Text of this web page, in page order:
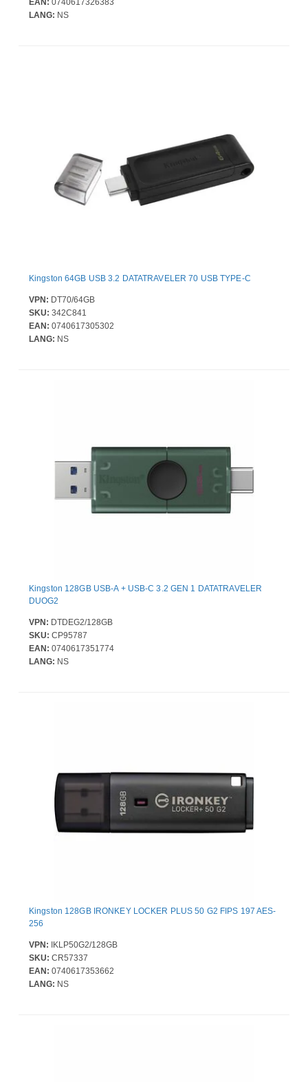
LANG: NS
Kingston 64GB USB 3.2 DATATRAVELER 70 USB TYPE-C
VPN: DT70/64GB
SKU: 342C841
EAN: 0740617305302
LANG: NS
Kingston 128GB USB-A + USB-C 3.2 GEN 1 DATATRAVELER
DUOG2
VPN: DTDEG2/128GB
SKU: CP95787
EAN: 0740617351774
LANG: NS
Kingston 128GB IRONKEY LOCKER PLUS 50 G2 FIPS 197 AES-
256
VPN: IKLP50G2/128GB
SKU: CR57337
EAN: 0740617353662
LANG: NS